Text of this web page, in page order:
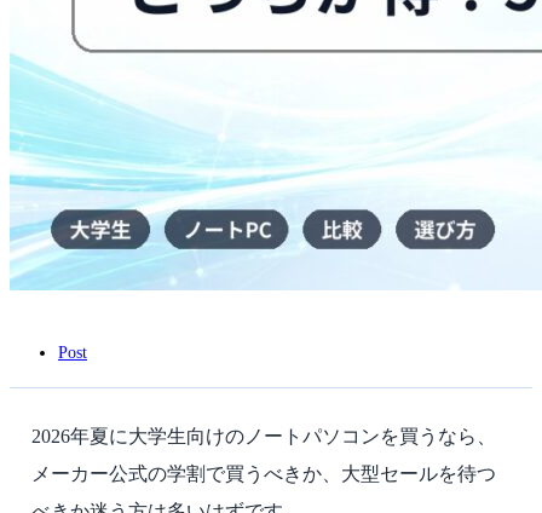
得？
社
は
Post
2026年夏に大学生向けのノートパソコンを買うなら、
メーカー公式の学割で買うべきか、大型セールを待つ